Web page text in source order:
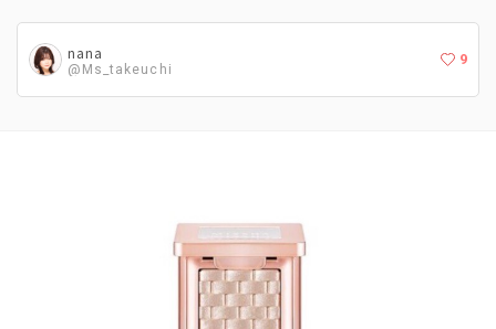
nana
@Ms_takeuchi
9